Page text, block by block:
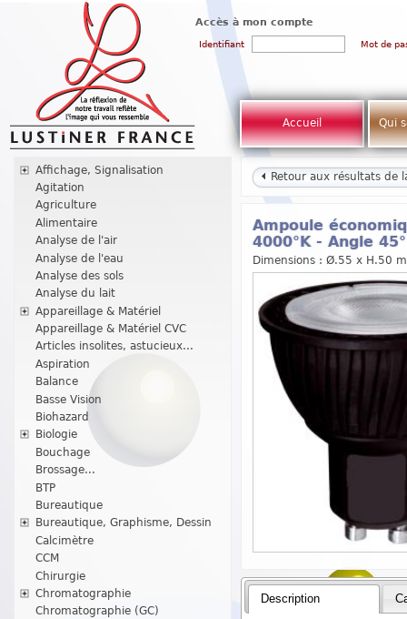
Accès à mon compte
Identifiant Mot de
Accueil Qui
Affichage, Signalisation
Agitation
Agriculture
Alimentaire
Analyse de l'air
Analyse de l'eau
Analyse des sols
Analyse du lait
Appareillage & Matériel
Appareillage & Matériel CVC
Articles insolites, astucieux...
Aspiration
Balance
Basse Vision
Biohazard
Biologie
Bouchage
Brossage...
BTP
Bureautique
Bureautique, Graphisme, Dessin
Calcimètre
CCM
Chirurgie
Chromatographie
Chromatographie (GC)
Retour aux résultats de
Ampoule
4000°K - Angle 45°
Dimensions : Ø.55 x H.50
Description